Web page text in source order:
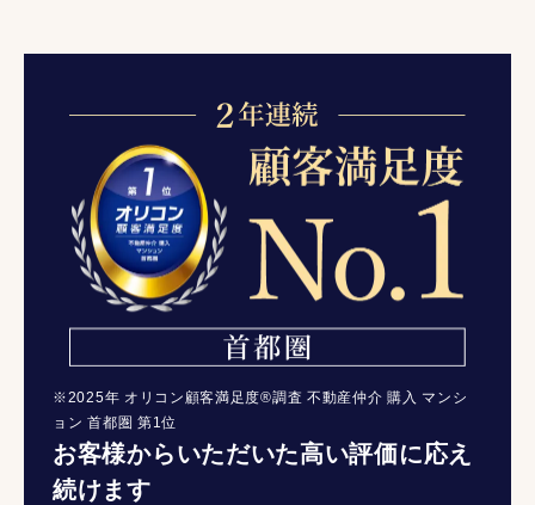
お客様からいただいた高い評価に応え
続けます
※2025年 オリコン顧客満足度®調査 不動産仲介 購入 マンシ
ョン 首都圏 第1位